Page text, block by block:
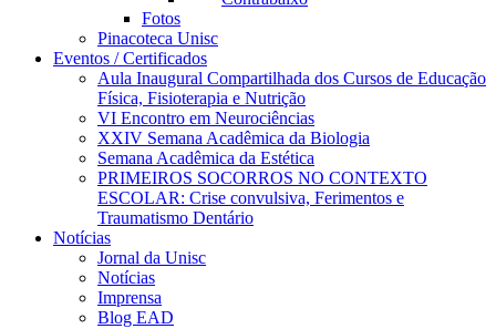
Fotos
Pinacoteca Unisc
Eventos / Certificados
Aula Inaugural Compartilhada dos Cursos de Educação
Física, Fisioterapia e Nutrição
VI Encontro em Neurociências
XXIV Semana Acadêmica da Biologia
Semana Acadêmica da Estética
PRIMEIROS SOCORROS NO CONTEXTO
ESCOLAR: Crise convulsiva, Ferimentos e
Traumatismo Dentário
Notícias
Jornal da Unisc
Notícias
Imprensa
Blog EAD